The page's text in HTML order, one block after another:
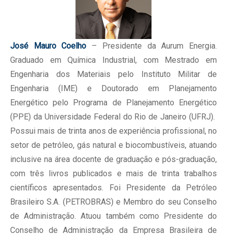
José Mauro Coelho – Presidente da Aurum Energia.
Graduado em Química Industrial, com Mestrado em
Engenharia dos Materiais pelo Instituto Militar de
Engenharia (IME) e Doutorado em Planejamento
Energético pelo Programa de Planejamento Energético
(PPE) da Universidade Federal do Rio de Janeiro (UFRJ).
Possui mais de trinta anos de experiência profissional, no
setor de petróleo, gás natural e biocombustíveis, atuando
inclusive na área docente de graduação e pós-graduação,
com três livros publicados e mais de trinta trabalhos
científicos apresentados. Foi Presidente da Petróleo
Brasileiro S.A. (PETROBRAS) e Membro do seu Conselho
de Administração. Atuou também como Presidente do
Conselho de Administração da Empresa Brasileira de